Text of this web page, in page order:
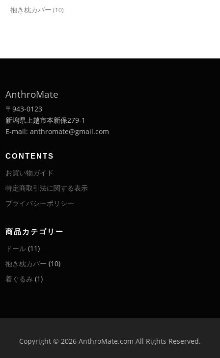
抱き枕カバー (10)
AnthroMate
〒943-0123
新潟県上越市本新保279-1
E-mail: anthromate@gmail.com
CONTENTS
お買い物ガイド
特定商取引法に関する表示
プライバシーポリシー
商品カテゴリー
ドール (11)
抱き枕カバー (10)
着ぐるみ (1)
Copyright © 2026 AnthroMate.com All Rights Reserved.